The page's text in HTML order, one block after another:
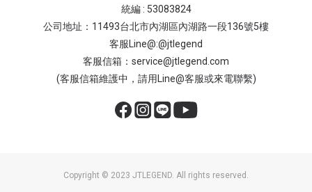
統編 : 53083824
公司地址：11493台北市內湖區內湖路一段136號5樓
客服Line@:@jtlegend
客服信箱：service@jtlegend.com
(客服信箱維護中，請用Line@客服或來電聯繫)
Copyright © 2023 JTLEGEND. All rights reserved.